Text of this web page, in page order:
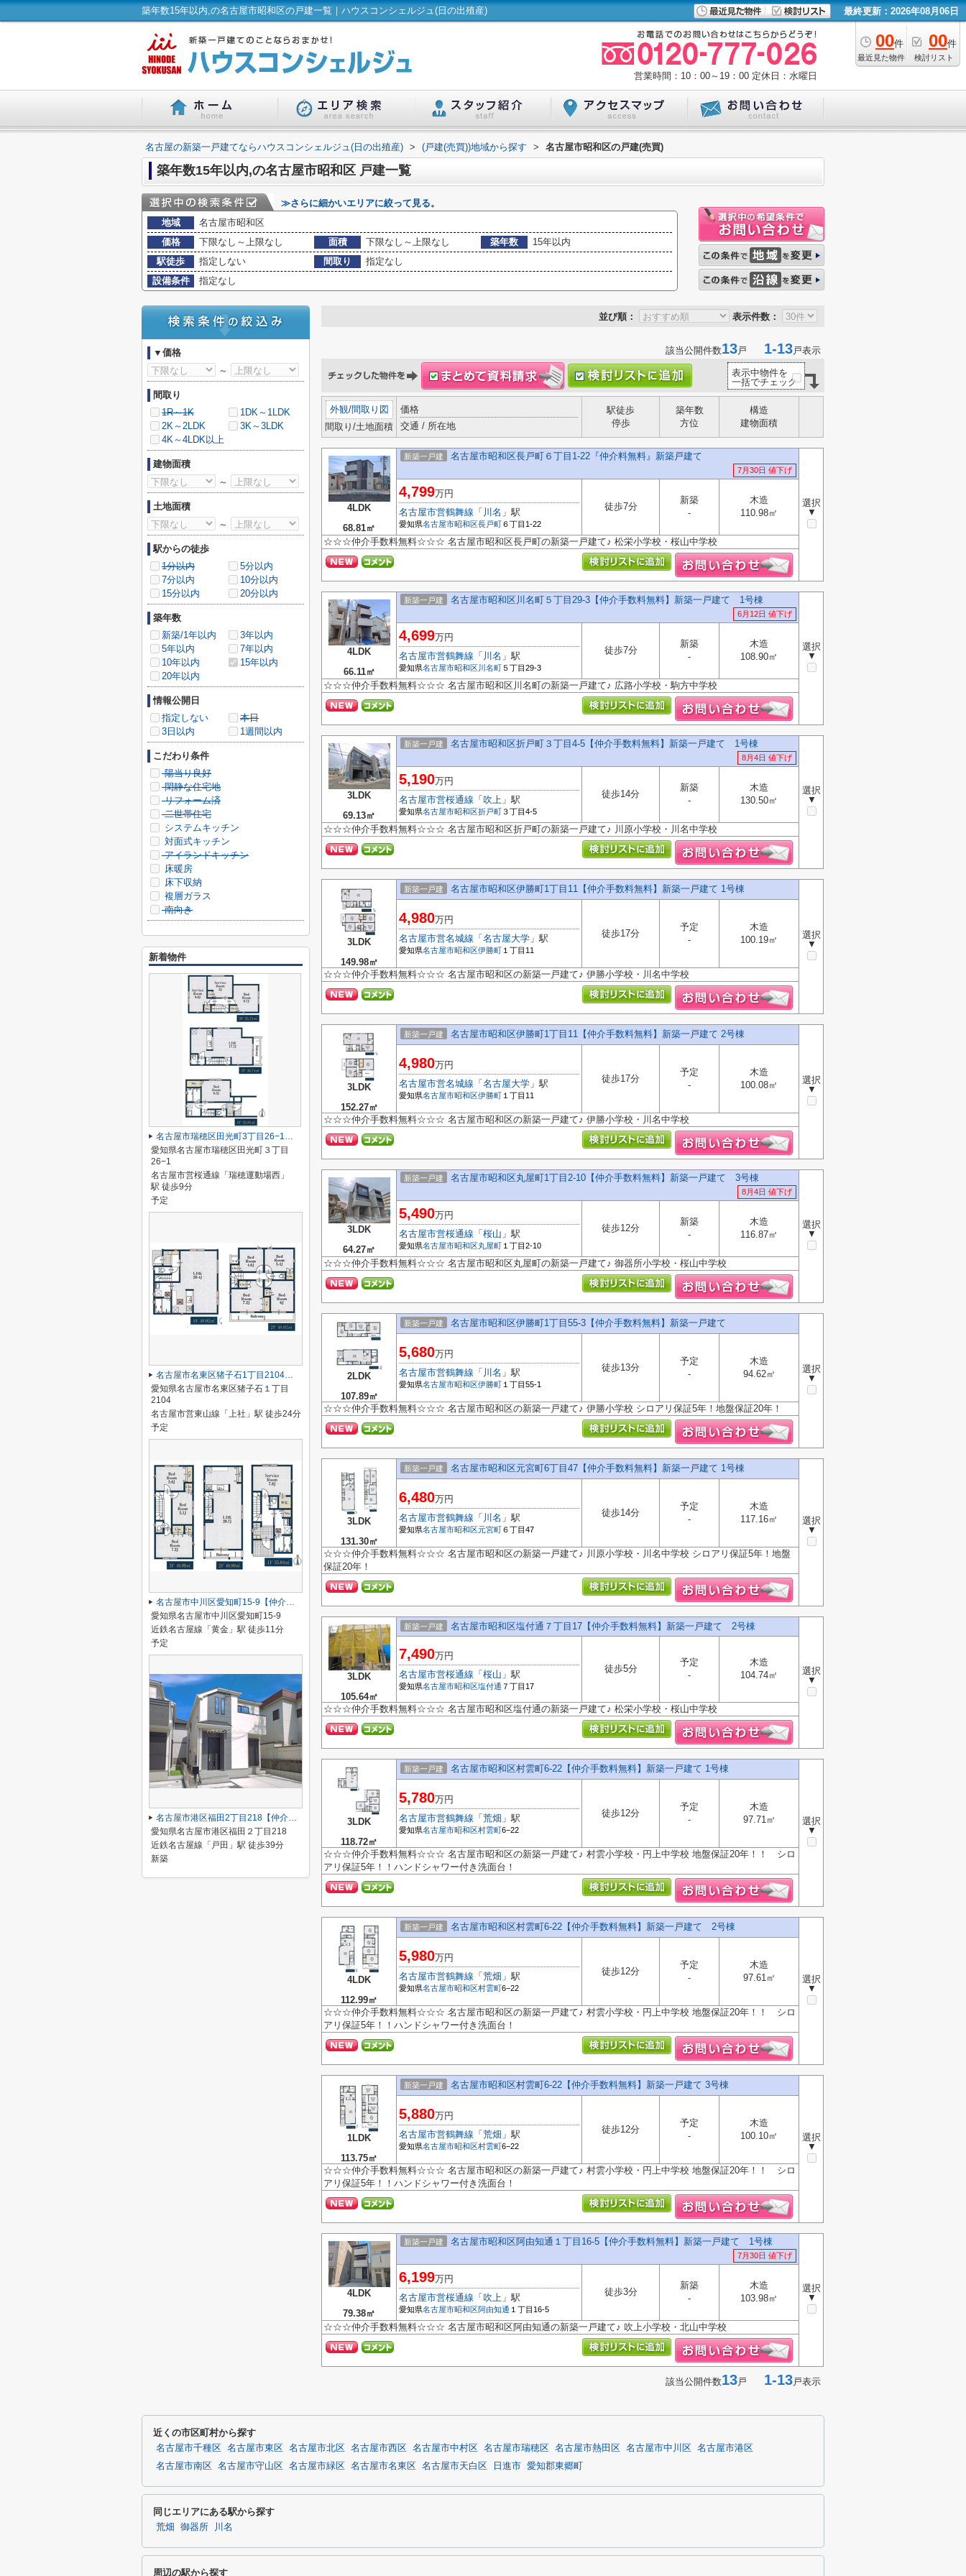
築年数15年以内,の名古屋市昭和区の戸建一覧｜ハウスコンシェルジュ(日の出殖産) 最終更新：2026年08月06日
00件
最近見た物件
00件
検討リスト
営業時間：10：00～19：00 定休日：水曜日
名古屋の新築一戸建てならハウスコンシェルジュ(日の出殖産) > (戸建(売買))地域から探す > 名古屋市昭和区の戸建(売買)
築年数15年以内,の名古屋市昭和区 戸建一覧
≫さらに細かいエリアに絞って見る。
地域
名古屋市昭和区
価格
下限なし～上限なし 面積 下限なし～上限なし 築年数
15年以内
駅徒歩
指定しない 間取り
指定なし
設備条件
指定なし
並び順： 表示件数：
該当公開件数13戸 1-13戸表示
表示中物件を
一括でチェック
外観/間取り図
間取り/土地面積
価格
交通 / 所在地
駅徒歩
停歩
築年数
方位
構造
建物面積
4LDK
68.81㎡
新築一戸建 名古屋市昭和区長戸町６丁目1-22『仲介料無料』新築戸建て
7月30日 値下げ
選択
▼
4,799万円
名古屋市営鶴舞線 「 川名 」駅
愛知県名古屋市昭和区長戸町６丁目1-22
徒歩7分
新築
-
木造
110.98㎡
☆☆☆仲介手数料無料☆☆☆ 名古屋市昭和区長戸町の新築一戸建て♪ 松栄小学校・桜山中学校
4LDK
66.11㎡
新築一戸建 名古屋市昭和区川名町５丁目29-3【仲介手数料無料】新築一戸建て 1号棟
6月12日 値下げ
選択
▼
4,699万円
名古屋市営鶴舞線 「 川名 」駅
愛知県名古屋市昭和区川名町 ５丁目29-3
徒歩7分
新築
-
木造
108.90㎡
☆☆☆仲介手数料無料☆☆☆ 名古屋市昭和区川名町の新築一戸建て♪ 広路小学校・駒方中学校
3LDK
69.13㎡
新築一戸建 名古屋市昭和区折戸町３丁目4-5【仲介手数料無料】新築一戸建て 1号棟
8月4日 値下げ
選択
▼
5,190万円
名古屋市営桜通線 「 吹上 」駅
愛知県名古屋市昭和区折戸町３丁目4-5
徒歩14分
新築
-
木造
130.50㎡
☆☆☆仲介手数料無料☆☆☆ 名古屋市昭和区折戸町の新築一戸建て♪ 川原小学校・川名中学校
3LDK
149.98㎡
新築一戸建 名古屋市昭和区伊勝町1丁目11【仲介手数料無料】新築一戸建て 1号棟
選択
▼
4,980万円
名古屋市営名城線 「 名古屋大学 」駅
愛知県名古屋市昭和区伊勝町 １丁目11
徒歩17分
予定
-
木造
100.19㎡
☆☆☆仲介手数料無料☆☆☆ 名古屋市昭和区の新築一戸建て♪ 伊勝小学校・川名中学校
3LDK
152.27㎡
新築一戸建 名古屋市昭和区伊勝町1丁目11【仲介手数料無料】新築一戸建て 2号棟
選択
▼
4,980万円
名古屋市営名城線 「 名古屋大学 」駅
愛知県名古屋市昭和区伊勝町 １丁目11
徒歩17分
予定
-
木造
100.08㎡
☆☆☆仲介手数料無料☆☆☆ 名古屋市昭和区の新築一戸建て♪ 伊勝小学校・川名中学校
3LDK
64.27㎡
新築一戸建 名古屋市昭和区丸屋町1丁目2-10【仲介手数料無料】新築一戸建て 3号棟
8月4日 値下げ
選択
▼
5,490万円
名古屋市営桜通線 「 桜山 」駅
愛知県名古屋市昭和区丸屋町 １丁目2-10
徒歩12分
新築
-
木造
116.87㎡
☆☆☆仲介手数料無料☆☆☆ 名古屋市昭和区丸屋町の新築一戸建て♪ 御器所小学校・桜山中学校
2LDK
107.89㎡
新築一戸建 名古屋市昭和区伊勝町1丁目55-3【仲介手数料無料】新築一戸建て
選択
▼
5,680万円
名古屋市営鶴舞線 「 川名 」駅
愛知県名古屋市昭和区伊勝町 １丁目55-1
徒歩13分
予定
-
木造
94.62㎡
☆☆☆仲介手数料無料☆☆☆ 名古屋市昭和区の新築一戸建て♪ 伊勝小学校 シロアリ保証5年！地盤保証20年！
3LDK
131.30㎡
新築一戸建 名古屋市昭和区元宮町6丁目47【仲介手数料無料】新築一戸建て 1号棟
選択
▼
6,480万円
名古屋市営鶴舞線 「 川名 」駅
愛知県名古屋市昭和区元宮町６丁目47
徒歩14分
予定
-
木造
117.16㎡
☆☆☆仲介手数料無料☆☆☆ 名古屋市昭和区の新築一戸建て♪ 川原小学校・川名中学校 シロアリ保証5年！地盤
保証20年！
3LDK
105.64㎡
新築一戸建 名古屋市昭和区塩付通７丁目17【仲介手数料無料】新築一戸建て 2号棟
選択
▼
7,490万円
名古屋市営桜通線 「 桜山 」駅
愛知県名古屋市昭和区塩付通 ７丁目17
徒歩5分
予定
-
木造
104.74㎡
☆☆☆仲介手数料無料☆☆☆ 名古屋市昭和区塩付通の新築一戸建て♪ 松栄小学校・桜山中学校
3LDK
118.72㎡
新築一戸建 名古屋市昭和区村雲町6‐22【仲介手数料無料】新築一戸建て 1号棟
選択
▼
5,780万円
名古屋市営鶴舞線 「 荒畑 」駅
愛知県名古屋市昭和区村雲町6−22
徒歩12分
予定
-
木造
97.71㎡
☆☆☆仲介手数料無料☆☆☆ 名古屋市昭和区の新築一戸建て♪ 村雲小学校・円上中学校 地盤保証20年！！ シロ
アリ保証5年！！ハンドシャワー付き洗面台！
4LDK
112.99㎡
新築一戸建 名古屋市昭和区村雲町6‐22【仲介手数料無料】新築一戸建て 2号棟
選択
▼
5,980万円
名古屋市営鶴舞線 「 荒畑 」駅
愛知県名古屋市昭和区村雲町6−22
徒歩12分
予定
-
木造
97.61㎡
☆☆☆仲介手数料無料☆☆☆ 名古屋市昭和区の新築一戸建て♪ 村雲小学校・円上中学校 地盤保証20年！！ シロ
アリ保証5年！！ハンドシャワー付き洗面台！
1LDK
113.75㎡
新築一戸建 名古屋市昭和区村雲町6‐22【仲介手数料無料】新築一戸建て 3号棟
選択
▼
5,880万円
名古屋市営鶴舞線 「 荒畑 」駅
愛知県名古屋市昭和区村雲町6−22
徒歩12分
予定
-
木造
100.10㎡
☆☆☆仲介手数料無料☆☆☆ 名古屋市昭和区の新築一戸建て♪ 村雲小学校・円上中学校 地盤保証20年！！ シロ
アリ保証5年！！ハンドシャワー付き洗面台！
4LDK
79.38㎡
新築一戸建 名古屋市昭和区阿由知通１丁目16-5【仲介手数料無料】新築一戸建て 1号棟
7月30日 値下げ
選択
▼
6,199万円
名古屋市営桜通線 「 吹上 」駅
愛知県名古屋市昭和区阿由知通 １丁目16-5
徒歩3分
新築
-
木造
103.98㎡
☆☆☆仲介手数料無料☆☆☆ 名古屋市昭和区阿由知通の新築一戸建て♪ 吹上小学校・北山中学校
該当公開件数13戸 1-13戸表示
▼価格
～
間取り
1R～1K
1DK～1LDK
2K～2LDK
3K～3LDK
4K～4LDK以上
建物面積
～
土地面積
～
駅からの徒歩
1分以内
5分以内
7分以内
10分以内
15分以内
20分以内
築年数
新築/1年以内
3年以内
5年以内
7年以内
10年以内
15年以内
20年以内
情報公開日
指定しない
本日
3日以内
1週間以内
こだわり条件
陽当り良好
閑静な住宅地
リフォーム済
二世帯住宅
システムキッチン
対面式キッチン
アイランドキッチン
床暖房
床下収納
複層ガラス
南向き
新着物件
名古屋市瑞穂区田光町3丁目26−1【仲介手数料無料】新築一戸建て
愛知県名古屋市瑞穂区田光町３丁目
26−1
名古屋市営桜通線「瑞穂運動場西」
駅 徒歩9分
予定
名古屋市名東区猪子石1丁目2104【仲介手数料無料】新築一戸建て 2号棟
愛知県名古屋市名東区猪子石１丁目
2104
名古屋市営東山線「上社」駅 徒歩24分
予定
名古屋市中川区愛知町15-9【仲介手数料無料】新築一戸建て
愛知県名古屋市中川区愛知町15-9
近鉄名古屋線「黄金」駅 徒歩11分
予定
名古屋市港区福田2丁目218【仲介手数料無料】新築一戸建て B号棟
愛知県名古屋市港区福田２丁目218
近鉄名古屋線「戸田」駅 徒歩39分
新築
近くの市区町村から探す
名古屋市千種区 名古屋市東区 名古屋市北区 名古屋市西区 名古屋市中村区 名古屋市瑞穂区 名古屋市熱田区 名古屋市中川区
名古屋市港区
名古屋市南区
名古屋市守山区 名古屋市緑区 名古屋市名東区 名古屋市天白区 日進市 愛知郡東郷町
同じエリアにある駅から探す
荒畑 御器所 川名
周辺の駅から探す